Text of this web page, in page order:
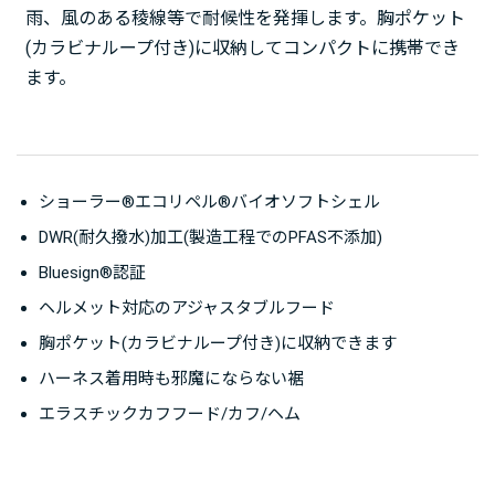
雨、風のある稜線等で耐候性を発揮します。胸ポケット
(カラビナループ付き)に収納してコンパクトに携帯でき
ます。
ショーラー®エコリペル®バイオソフトシェル
DWR(耐久撥水)加工(製造工程でのPFAS不添加)
Bluesign®認証
ヘルメット対応のアジャスタブルフード
胸ポケット(カラビナループ付き)に収納できます
ハーネス着用時も邪魔にならない裾
エラスチックカフフード/カフ/ヘム